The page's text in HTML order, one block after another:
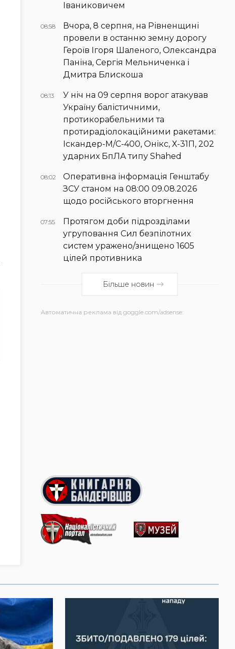
Іваниковичем
08:58
Вчора, 8 серпня, на Рівненщині
провели в останню земну дорогу
Героїв Ігоря Шаленого, Олександра
Паніна, Сергія Мельниченка і
Дмитра Блискоша
08:13
У ніч на 09 серпня ворог атакував
Україну балістичними,
протикорабельними та
протирадіолокаційними ракетами:
Іскандер-М/С-400, Онікс, Х-31П, 202
ударних БпЛА типу Shahed
08:02
Оперативна інформація Генштабу
ЗСУ станом на 08:00 09.08.2026
щодо російського вторгнення
07:55
Протягом доби підрозділами
угруповання Сил безпілотних
систем уражено/знищено 1605
цілей противника
Більше новин
Автоматична реклама від goggle.com/adsense: